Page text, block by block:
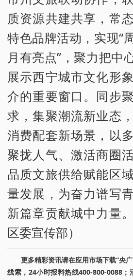
质资源共建共享，常
特色品牌活动，实现“
月有亮点”，聚力把中
展示西宁城市文化形
介的重要窗口。同步
求，集聚潮流新业态
消费配套新场景，以
聚拢人气、激活商圈
品质文旅供给赋能区
量发展，为奋力谱写
新篇章贡献城中力量
区委宣传部）
更多精彩资讯请在应用市场下载“央
线索，24小时报料热线400-800-0088；